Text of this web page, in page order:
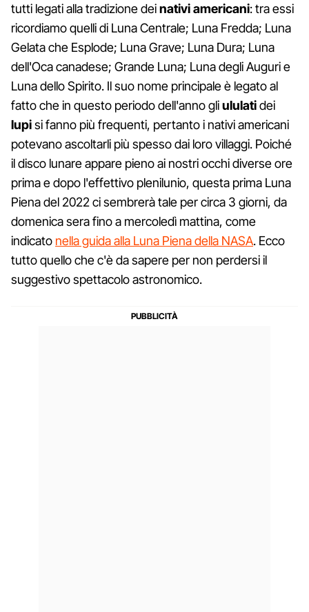
tutti legati alla tradizione deinativi americani: tra essi
ricordiamo quelli di Luna Centrale; Luna Fredda; Luna
Gelata che Esplode; Luna Grave; Luna Dura; Luna
dell'Oca canadese; Grande Luna; Luna degli Auguri e
Luna dello Spirito. Il suo nome principale è legato al
fatto che in questo periodo dell'anno gliululatidei
lupisi fanno più frequenti, pertanto i nativi americani
potevano ascoltarli più spesso dai loro villaggi. Poiché
il disco lunare appare pieno ai nostri occhi diverse ore
prima e dopo l'effettivo plenilunio, questa prima Luna
Piena del 2022 ci sembrerà tale per circa 3 giorni, da
domenica sera fino a mercoledì mattina, come
indicato nella guida alla Luna Piena della NASA. Ecco
tutto quello che c'è da sapere per non perdersi il
suggestivo spettacolo astronomico.